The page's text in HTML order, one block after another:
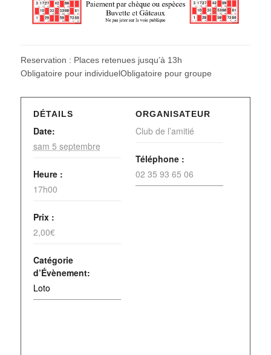
Reservation : Places retenues jusqu’à 13h
Obligatoire pour individuelObligatoire pour groupe
DÉTAILS
Date:
sam 5 septembre
Heure :
17h00
Prix :
2,00€
Catégorie
d’Évènement:
Loto
ORGANISATEUR
Club de l’amitié
Téléphone :
02 35 93 65 06